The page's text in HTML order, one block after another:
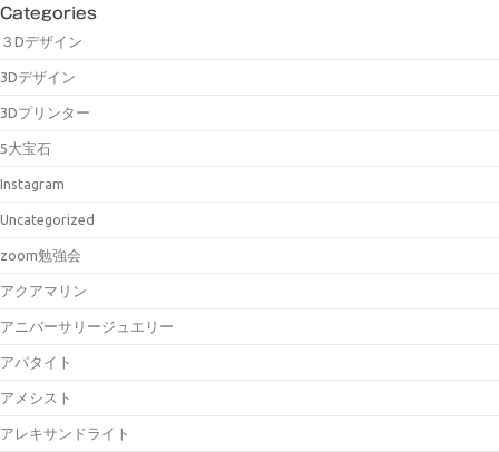
Categories
３Dデザイン
3Dデザイン
3Dプリンター
5大宝石
Instagram
Uncategorized
zoom勉強会
アクアマリン
アニバーサリージュエリー
アパタイト
アメシスト
アレキサンドライト